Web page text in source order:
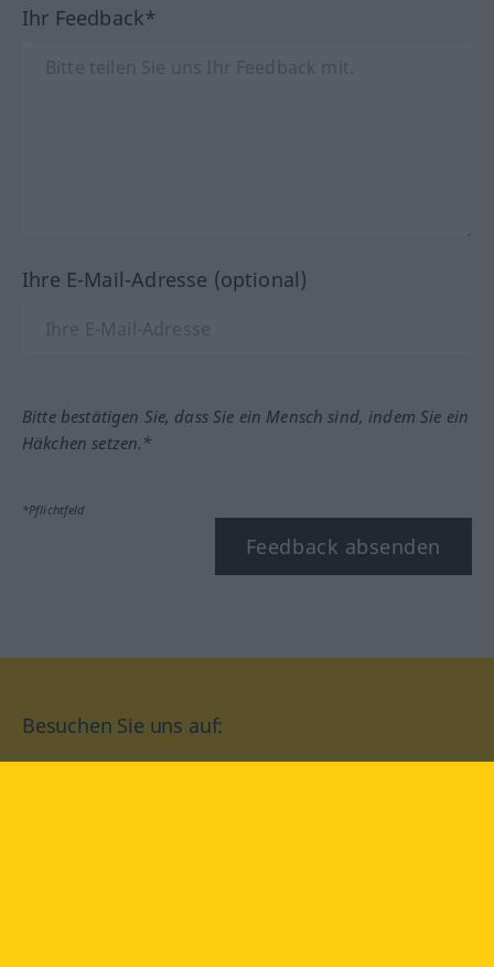
Ihr Feedback*
Ihre E-Mail-Adresse (optional)
Bitte bestätigen Sie, dass Sie ein Mensch sind, indem Sie ein
Häkchen setzen.*
*Pflichtfeld
Feedback absenden
Besuchen Sie uns auf: